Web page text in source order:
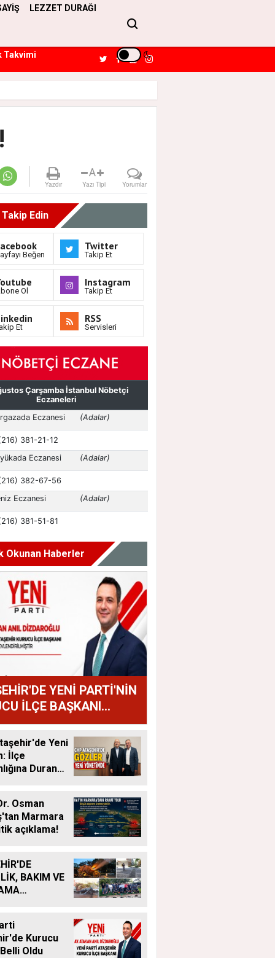
LEZZET DURAĞI
Takvimi
Yazdır
A
Yazı Tipi Yorumlar
Takip Edin
Beğen
Twitter
Takip Et
Ol
Instagram
Takip Et
Et
RSS
Servisleri
Okunan Haberler
YENİ PARTİ'NİN
İLÇE BAŞKANI
ANIL DİZDAROĞLU
Yeni
İlçe
Duran
Osman
Marmara
açıklama!
BAKIM VE
Kurucu
Oldu